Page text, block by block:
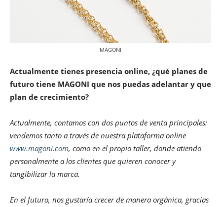
MAGONI
Actualmente tienes presencia online, ¿qué planes de
futuro tiene MAGONI que nos puedas adelantar y que
plan de crecimiento?
Actualmente, contamos con dos puntos de venta principales:
vendemos tanto a través de nuestra plataforma online
www.magoni.com, como en el propio taller, donde atiendo
personalmente a los clientes que quieren conocer y
tangibilizar la marca.
En el futuro, nos gustaría crecer de manera orgánica, gracias